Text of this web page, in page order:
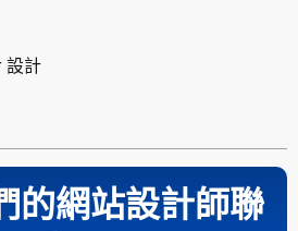
設計
的網站設計師聯